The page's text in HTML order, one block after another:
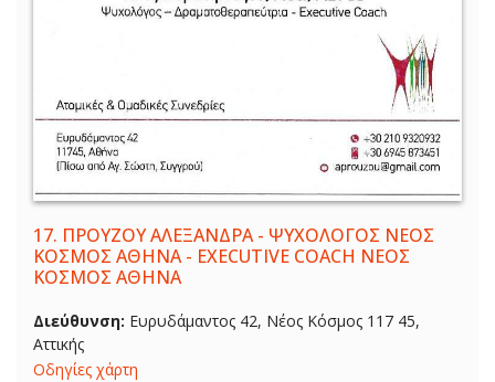
17. ΠΡΟΥΖΟΥ ΑΛΕΞΑΝΔΡΑ - ΨΥΧΟΛΟΓΟΣ ΝΕΟΣ
ΚΟΣΜΟΣ ΑΘΗΝΑ - EXECUTIVE COACH ΝΕΟΣ
ΚΟΣΜΟΣ ΑΘΗΝΑ
Διεύθυνση: Ευρυδάμαντος 42, Νέος Κόσμος 117 45,
Αττικής
Οδηγίες χάρτη